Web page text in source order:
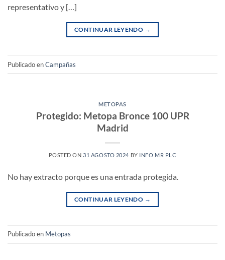
representativo y […]
CONTINUAR LEYENDO →
Publicado enCampañas
METOPAS
Protegido: Metopa Bronce 100 UPR
Madrid
POSTED ON31 AGOSTO 2024 BY INFO MR PLC
No hay extracto porque es una entrada protegida.
CONTINUAR LEYENDO →
Publicado en Metopas